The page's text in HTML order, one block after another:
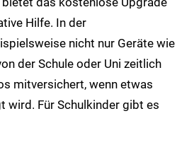
Hilfe. In der
nicht nur Geräte wie
der Schule oder Uni zeitlich
mitversichert, wenn etwas
wird. Für Schulkinder gibt es